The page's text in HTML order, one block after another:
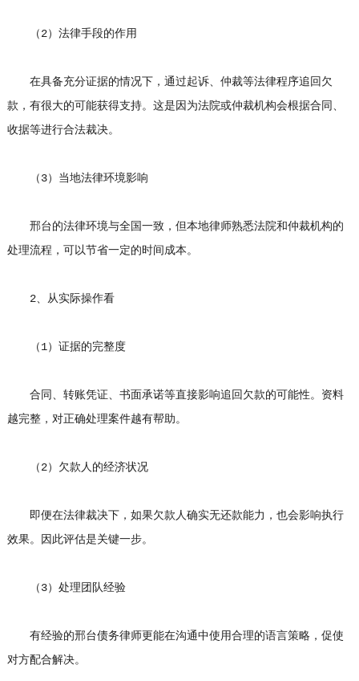
（2）法律手段的作用
在具备充分证据的情况下，通过起诉、仲裁等法律程序追回欠
款，有很大的可能获得支持。这是因为法院或仲裁机构会根据合同、
收据等进行合法裁决。
（3）当地法律环境影响
邢台的法律环境与全国一致，但本地律师熟悉法院和仲裁机构的
处理流程，可以节省一定的时间成本。
2、从实际操作看
（1）证据的完整度
合同、转账凭证、书面承诺等直接影响追回欠款的可能性。资料
越完整，对正确处理案件越有帮助。
（2）欠款人的经济状况
即便在法律裁决下，如果欠款人确实无还款能力，也会影响执行
效果。因此评估是关键一步。
（3）处理团队经验
有经验的邢台债务律师更能在沟通中使用合理的语言策略，促使
对方配合解决。